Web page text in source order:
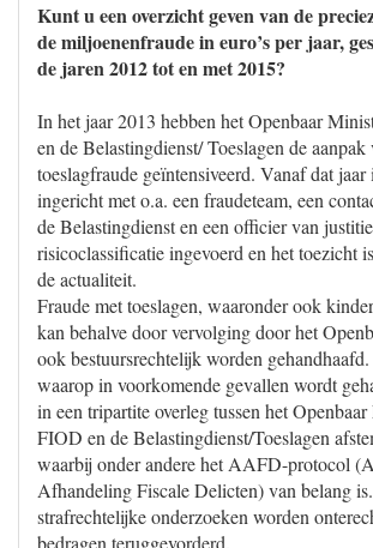
Kunt u een overzicht geven van de
de miljoenenfraude in euro’s per jaar,
de jaren 2012 tot en met 2015?
In het jaar 2013 hebben het Openbaar
en de Belastingdienst/ Toeslagen de aanpak
toeslagfraude geïntensiveerd. Vanaf dat jaar
ingericht met o.a. een fraudeteam, een
de Belastingdienst en een officier van
risicoclassificatie ingevoerd en het toezicht
de actualiteit.
Fraude met toeslagen, waaronder ook
kan behalve door vervolging door het
ook bestuursrechtelijk worden
waarop in voorkomende gevallen wordt
in een tripartite overleg tussen het
FIOD en de Belastingdienst/Toeslagen
waarbij onder andere het AAFD-protocol
Afhandeling Fiscale Delicten) van belang
strafrechtelijke onderzoeken worden
bedragen teruggevorderd.